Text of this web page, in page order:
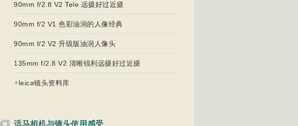
90mm f/2.8 V2 Tele 远摄好过近摄
90mm f/2 V1 色彩油润的人像经典
90mm f/2 V2 升级版油润人像头
135mm f/2.8 V2 清晰锐利远摄好过近摄
+leica镜头资料库
适马相机与镜头使用感受